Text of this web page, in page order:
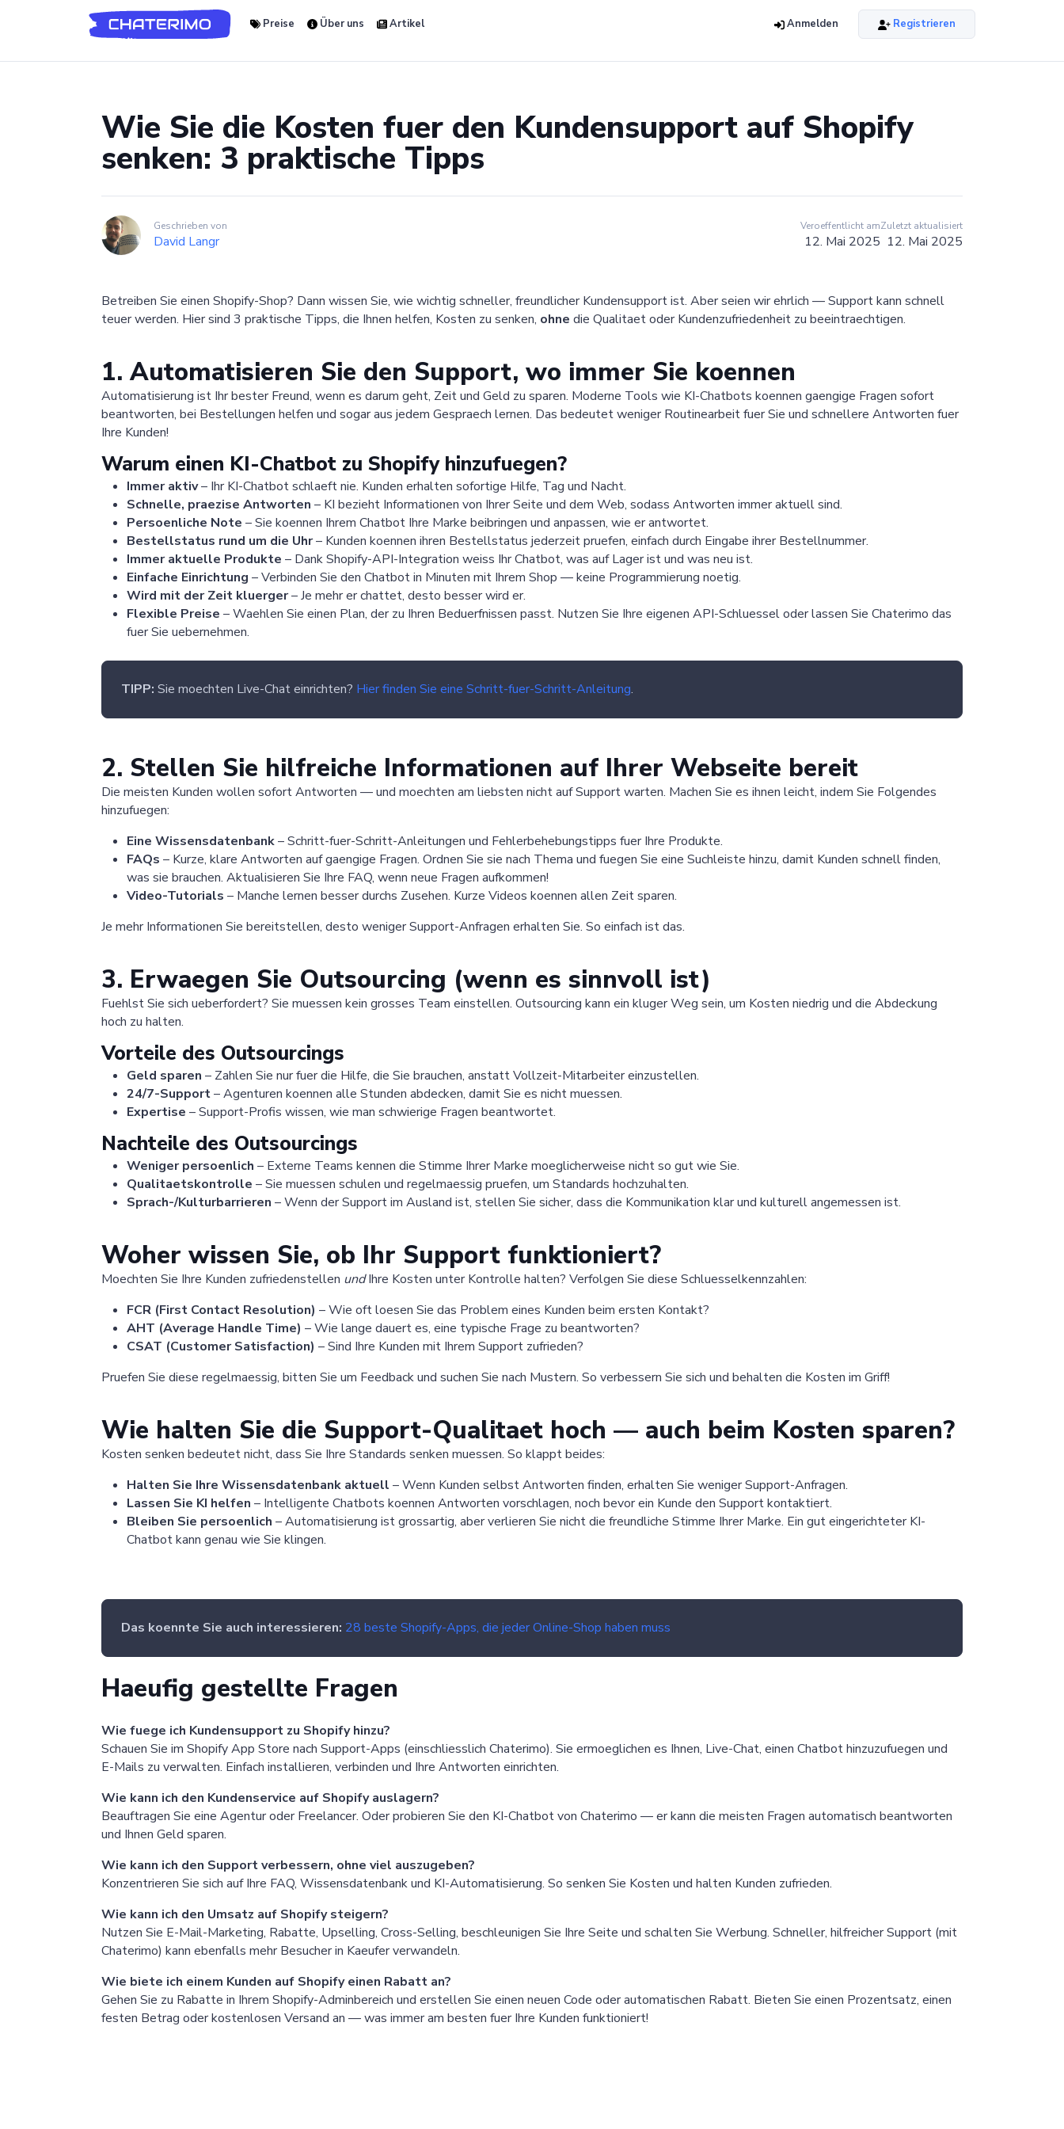
Preise Über uns Artikel Anmelden Registrieren
Wie Sie die Kosten fuer den Kundensupport auf Shopify
senken: 3 praktische Tipps
Geschrieben von
David Langr
Veroeffentlicht am
12. Mai 2025
Zuletzt aktualisiert
12. Mai 2025
Betreiben Sie einen Shopify-Shop? Dann wissen Sie, wie wichtig schneller, freundlicher Kundensupport ist. Aber seien wir ehrlich — Support kann schnell
teuer werden. Hier sind 3 praktische Tipps, die Ihnen helfen, Kosten zu senken, ohne die Qualitaet oder Kundenzufriedenheit zu beeintraechtigen.
1. Automatisieren Sie den Support, wo immer Sie koennen
Automatisierung ist Ihr bester Freund, wenn es darum geht, Zeit und Geld zu sparen. Moderne Tools wie KI-Chatbots koennen gaengige Fragen sofort
beantworten, bei Bestellungen helfen und sogar aus jedem Gespraech lernen. Das bedeutet weniger Routinearbeit fuer Sie und schnellere Antworten fuer
Ihre Kunden!
Warum einen KI-Chatbot zu Shopify hinzufuegen?
Immer aktiv– Ihr KI-Chatbot schlaeft nie. Kunden erhalten sofortige Hilfe, Tag und Nacht.
Schnelle, praezise Antworten – KI bezieht Informationen von Ihrer Seite und dem Web, sodass Antworten immer aktuell sind.
Persoenliche Note – Sie koennen Ihrem Chatbot Ihre Marke beibringen und anpassen, wie er antwortet.
Bestellstatus rund um die Uhr– Kunden koennen ihren Bestellstatus jederzeit pruefen, einfach durch Eingabe ihrer Bestellnummer.
Immer aktuelle Produkte – Dank Shopify-API-Integration weiss Ihr Chatbot, was auf Lager ist und was neu ist.
Einfache Einrichtung – Verbinden Sie den Chatbot in Minuten mit Ihrem Shop — keine Programmierung noetig.
Wird mit der Zeit kluerger– Je mehr er chattet, desto besser wird er.
Flexible Preise – Waehlen Sie einen Plan, der zu Ihren Beduerfnissen passt. Nutzen Sie Ihre eigenen API-Schluessel oder lassen Sie Chaterimo das
fuer Sie uebernehmen.
TIPP: Sie moechten Live-Chat einrichten? Hier finden Sie eine Schritt-fuer-Schritt-Anleitung.
2. Stellen Sie hilfreiche Informationen auf Ihrer Webseite bereit
Die meisten Kunden wollen sofort Antworten — und moechten am liebsten nicht auf Support warten. Machen Sie es ihnen leicht, indem Sie Folgendes
hinzufuegen:
Eine Wissensdatenbank– Schritt-fuer-Schritt-Anleitungen und Fehlerbehebungstipps fuer Ihre Produkte.
FAQs – Kurze, klare Antworten auf gaengige Fragen. Ordnen Sie sie nach Thema und fuegen Sie eine Suchleiste hinzu, damit Kunden schnell finden,
was sie brauchen. Aktualisieren Sie Ihre FAQ, wenn neue Fragen aufkommen!
Video-Tutorials – Manche lernen besser durchs Zusehen. Kurze Videos koennen allen Zeit sparen.
Je mehr Informationen Sie bereitstellen, desto weniger Support-Anfragen erhalten Sie. So einfach ist das.
3. Erwaegen Sie Outsourcing (wenn es sinnvoll ist)
Fuehlst Sie sich ueberfordert? Sie muessen kein grosses Team einstellen. Outsourcing kann ein kluger Weg sein, um Kosten niedrig und die Abdeckung
hoch zu halten.
Vorteile des Outsourcings
Geld sparen – Zahlen Sie nur fuer die Hilfe, die Sie brauchen, anstatt Vollzeit-Mitarbeiter einzustellen.
24/7-Support– Agenturen koennen alle Stunden abdecken, damit Sie es nicht muessen.
Expertise – Support-Profis wissen, wie man schwierige Fragen beantwortet.
Nachteile des Outsourcings
Weniger persoenlich – Externe Teams kennen die Stimme Ihrer Marke moeglicherweise nicht so gut wie Sie.
Qualitaetskontrolle – Sie muessen schulen und regelmaessig pruefen, um Standards hochzuhalten.
Sprach-/Kulturbarrieren – Wenn der Support im Ausland ist, stellen Sie sicher, dass die Kommunikation klar und kulturell angemessen ist.
Woher wissen Sie, ob Ihr Support funktioniert?
Moechten Sie Ihre Kunden zufriedenstellen undIhre Kosten unter Kontrolle halten? Verfolgen Sie diese Schluesselkennzahlen:
FCR (First Contact Resolution) – Wie oft loesen Sie das Problem eines Kunden beim ersten Kontakt?
AHT (Average Handle Time) – Wie lange dauert es, eine typische Frage zu beantworten?
CSAT (Customer Satisfaction) – Sind Ihre Kunden mit Ihrem Support zufrieden?
Pruefen Sie diese regelmaessig, bitten Sie um Feedback und suchen Sie nach Mustern. So verbessern Sie sich und behalten die Kosten im Griff!
Wie halten Sie die Support-Qualitaet hoch — auch beim Kosten sparen?
Kosten senken bedeutet nicht, dass Sie Ihre Standards senken muessen. So klappt beides:
Halten Sie Ihre Wissensdatenbank aktuell – Wenn Kunden selbst Antworten finden, erhalten Sie weniger Support-Anfragen.
Lassen Sie KI helfen – Intelligente Chatbots koennen Antworten vorschlagen, noch bevor ein Kunde den Support kontaktiert.
Bleiben Sie persoenlich – Automatisierung ist grossartig, aber verlieren Sie nicht die freundliche Stimme Ihrer Marke. Ein gut eingerichteter KI-
Chatbot kann genau wie Sie klingen.
Das koennte Sie auch interessieren: 28 beste Shopify-Apps, die jeder Online-Shop haben muss
Haeufig gestellte Fragen
Wie fuege ich Kundensupport zu Shopify hinzu?
Schauen Sie im Shopify App Store nach Support-Apps (einschliesslich Chaterimo). Sie ermoeglichen es Ihnen, Live-Chat, einen Chatbot hinzuzufuegen und
E-Mails zu verwalten. Einfach installieren, verbinden und Ihre Antworten einrichten.
Wie kann ich den Kundenservice auf Shopify auslagern?
Beauftragen Sie eine Agentur oder Freelancer. Oder probieren Sie den KI-Chatbot von Chaterimo — er kann die meisten Fragen automatisch beantworten
und Ihnen Geld sparen.
Wie kann ich den Support verbessern, ohne viel auszugeben?
Konzentrieren Sie sich auf Ihre FAQ, Wissensdatenbank und KI-Automatisierung. So senken Sie Kosten und halten Kunden zufrieden.
Wie kann ich den Umsatz auf Shopify steigern?
Nutzen Sie E-Mail-Marketing, Rabatte, Upselling, Cross-Selling, beschleunigen Sie Ihre Seite und schalten Sie Werbung. Schneller, hilfreicher Support (mit
Chaterimo) kann ebenfalls mehr Besucher in Kaeufer verwandeln.
Wie biete ich einem Kunden auf Shopify einen Rabatt an?
Gehen Sie zu Rabatte in Ihrem Shopify-Adminbereich und erstellen Sie einen neuen Code oder automatischen Rabatt. Bieten Sie einen Prozentsatz, einen
festen Betrag oder kostenlosen Versand an — was immer am besten fuer Ihre Kunden funktioniert!